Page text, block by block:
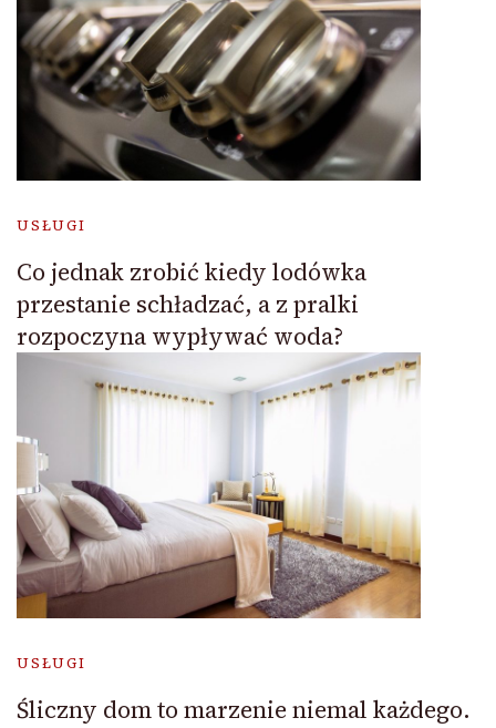
USŁUGI
Co jednak zrobić kiedy lodówka
przestanie schładzać, a z pralki
rozpoczyna wypływać woda?
USŁUGI
Śliczny dom to marzenie niemal każdego.